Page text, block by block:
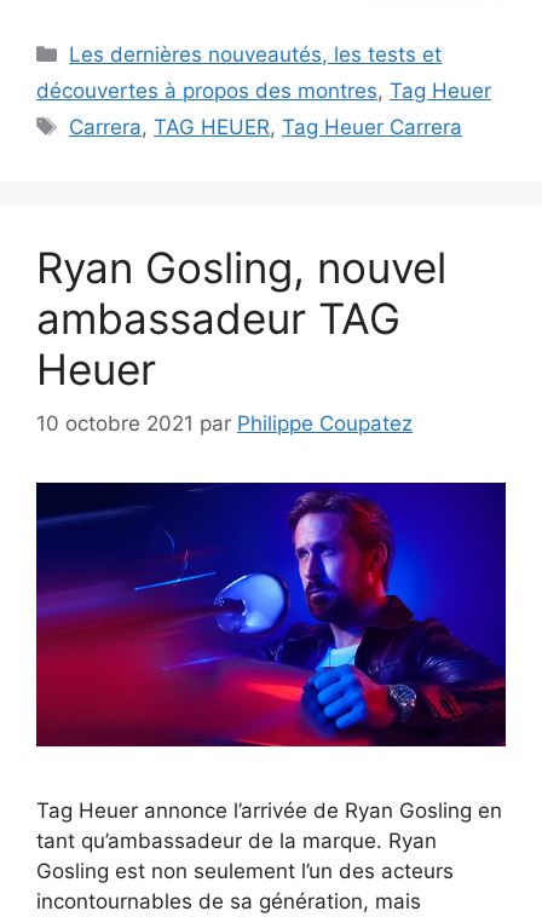
Catégories
Les dernières nouveautés, les tests et
découvertes à propos des montres, Tag Heuer
Étiquettes
Carrera,TAG HEUER,Tag Heuer Carrera
Ryan Gosling, nouvel
ambassadeur TAG
Heuer
10 octobre 2021 par Philippe Coupatez
Tag Heuer annonce l’arrivée de Ryan Gosling en
tant qu’ambassadeur de la marque. Ryan
Gosling est non seulement l’un des acteurs
incontournables de sa génération, mais